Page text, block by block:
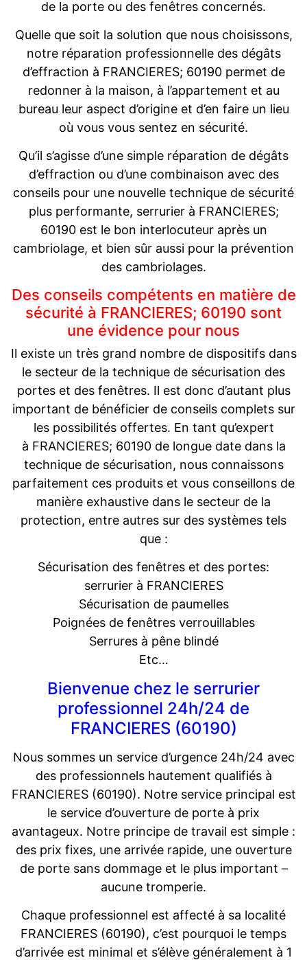
de la porte ou des fenêtres concernés.
Quelle que soit la solution que nous choisissons,
notre réparation professionnelle des dégâts
d’effraction à FRANCIERES; 60190 permet de
redonner à la maison, à l’appartement et au
bureau leur aspect d’origine et d’en faire un lieu
où vous vous sentez en sécurité.
Qu’il s’agisse d’une simple réparation de dégâts
d’effraction ou d’une combinaison avec des
conseils pour une nouvelle technique de sécurité
plus performante, serrurier à FRANCIERES;
60190 est le bon interlocuteur après un
cambriolage, et bien sûr aussi pour la prévention
des cambriolages.
Des conseils compétents en matière de
sécurité à FRANCIERES; 60190 sont
une évidence pour nous
Il existe un très grand nombre de dispositifs dans
le secteur de la technique de sécurisation des
portes et des fenêtres. Il est donc d’autant plus
important de bénéficier de conseils complets sur
les possibilités offertes. En tant qu’expert
à FRANCIERES; 60190 de longue date dans la
technique de sécurisation, nous connaissons
parfaitement ces produits et vous conseillons de
manière exhaustive dans le secteur de la
protection, entre autres sur des systèmes tels
que :
Sécurisation des fenêtres et des portes:
serrurier à FRANCIERES
Sécurisation de paumelles
Poignées de fenêtres verrouillables
Serrures à pêne blindé
Etc…
Bienvenue chez le serrurier
professionnel 24h/24 de
FRANCIERES (60190)
Nous sommes un service d’urgence 24h/24 avec
des professionnels hautement qualifiés à
FRANCIERES (60190). Notre service principal est
le service d’ouverture de porte à prix
avantageux. Notre principe de travail est simple :
des prix fixes, une arrivée rapide, une ouverture
de porte sans dommage et le plus important –
aucune tromperie.
Chaque professionnel est affecté à sa localité
FRANCIERES (60190), c’est pourquoi le temps
d’arrivée est minimal et s’élève généralement à 1